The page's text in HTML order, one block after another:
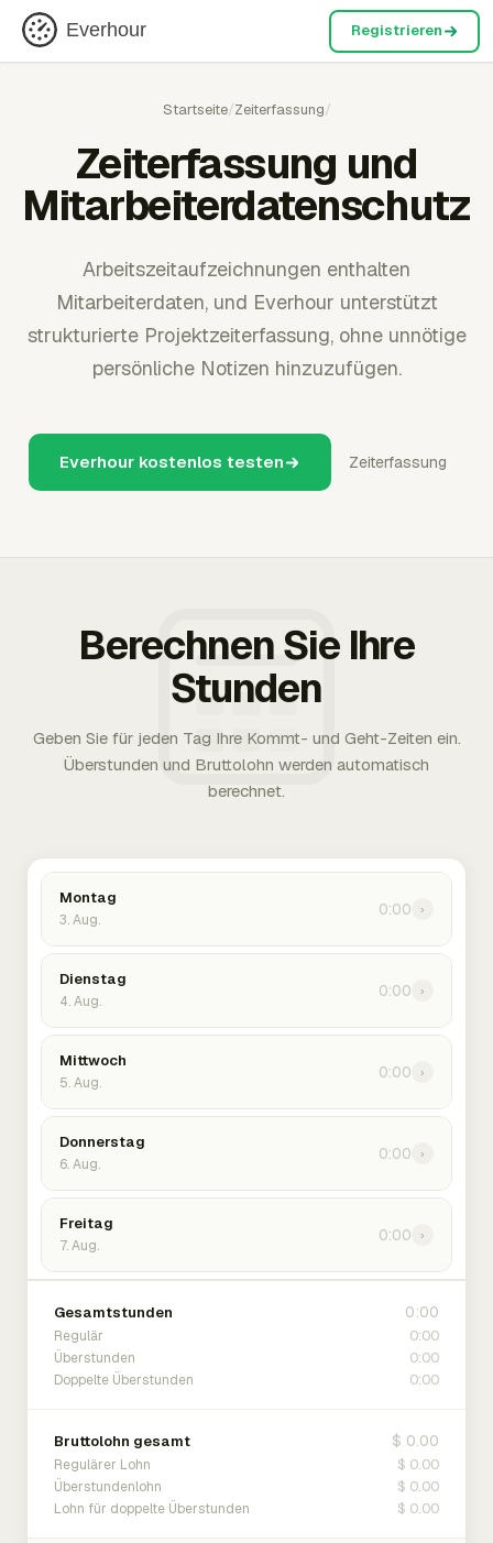
Everhour Registrieren
Startseite/Zeiterfassung/
Zeiterfassung und
Mitarbeiterdatenschutz
Arbeitszeitaufzeichnungen enthalten
Mitarbeiterdaten, und Everhour unterstützt
strukturierte Projektzeiterfassung, ohne unnötige
persönliche Notizen hinzuzufügen.
Everhour kostenlos testen Zeiterfassung
Berechnen Sie Ihre
Stunden
Geben Sie für jeden Tag Ihre Kommt- und Geht-Zeiten ein.
Überstunden und Bruttolohn werden automatisch
berechnet.
Montag
3. Aug.
0:00 ›
Dienstag
4. Aug.
0:00 ›
Mittwoch
5. Aug.
0:00 ›
Donnerstag
6. Aug.
0:00 ›
Freitag
7. Aug.
0:00 ›
Gesamtstunden 0:00
Regulär 0:00
Überstunden 0:00
Doppelte Überstunden 0:00
Bruttolohn gesamt $ 0.00
Regulärer Lohn $ 0.00
Überstundenlohn $ 0.00
Lohn für doppelte Überstunden $ 0.00